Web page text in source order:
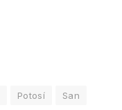
Potosí
San